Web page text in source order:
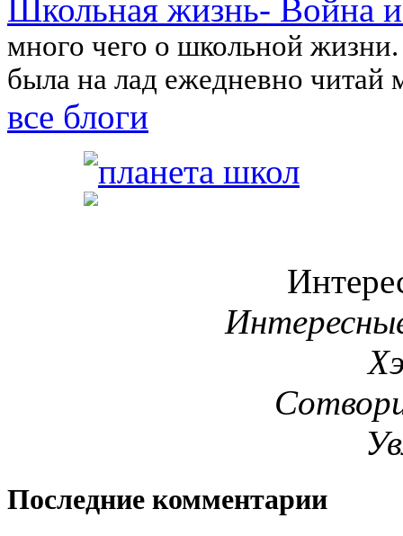
Школьная жизнь- Война
много чего о школьной
была на лад ежедневно читай
все блоги
Последние комментарии